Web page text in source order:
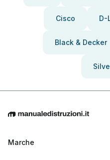
Cisco D-
Black & Decker
Marche